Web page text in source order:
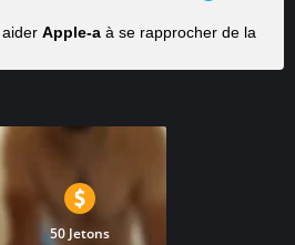
Apple-a à se rapprocher de la
50 Jetons